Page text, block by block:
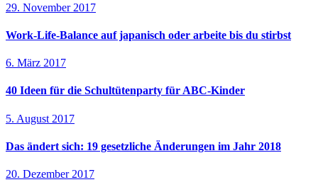
29. November 2017
Work-Life-Balance auf japanisch oder arbeite bis du stirbst
6. März 2017
40 Ideen für die Schultütenparty für ABC-Kinder
5. August 2017
Das ändert sich: 19 gesetzliche Änderungen im Jahr 2018
20. Dezember 2017